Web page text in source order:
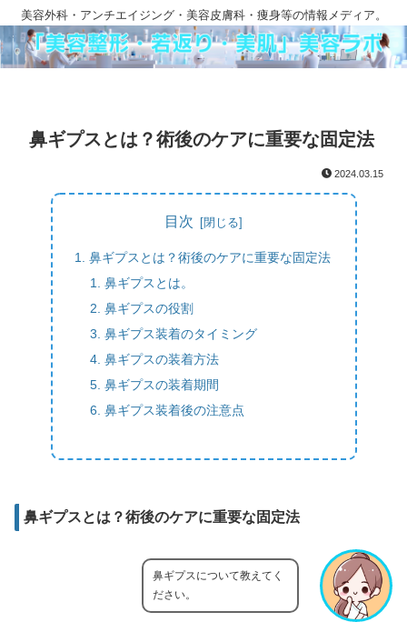
美容外科・アンチエイジング・美容皮膚科・痩身等の情報メディア。
鼻ギプスとは？術後のケアに重要な固定法
2024.03.15
目次
鼻ギプスとは？術後のケアに重要な固定法
鼻ギプスとは。
鼻ギプスの役割
鼻ギプス装着のタイミング
鼻ギプスの装着方法
鼻ギプスの装着期間
鼻ギプス装着後の注意点
鼻ギプスとは？術後のケアに重要な固定法
鼻ギプスについて教えてく
ださい。